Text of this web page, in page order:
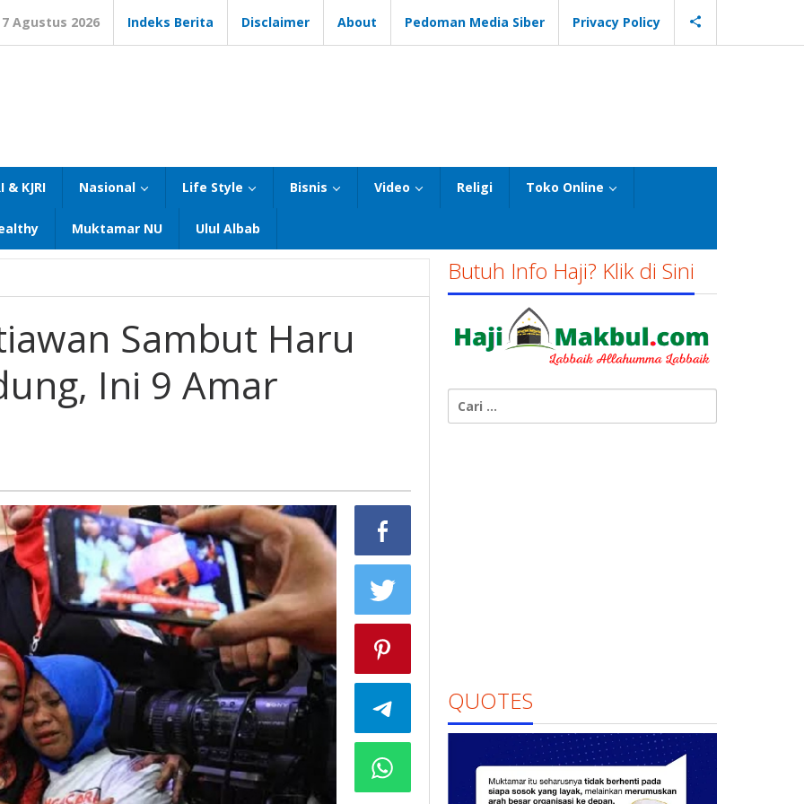
7 Agustus 2026 Indeks Berita Disclaimer About Pedoman Media Siber Privacy Policy
& KJRI Nasional Life Style Bisnis Video Religi Toko Online
Muktamar NU Ulul Albab
Sambut Haru
Ini 9 Amar
Butuh Info Haji? Klik di Sini
untuk:
QUOTES